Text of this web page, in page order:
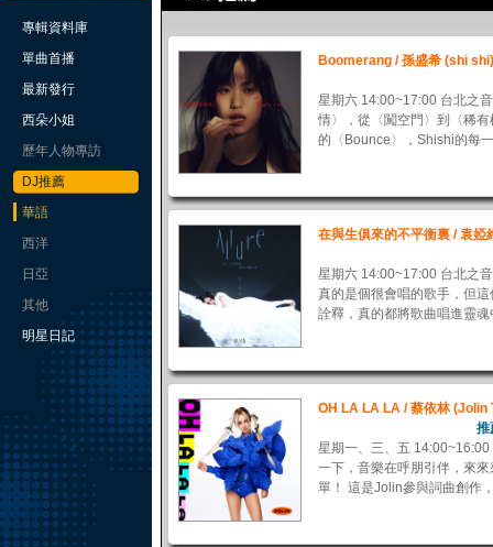
專輯資料庫
單曲首播
最新發行
西朵小姐
歷年人物專訪
DJ推薦
華語
西洋
日亞
其他
明星日記
Boomerang / 孫盛希 (shi shi)
星期六 14:00~17:00 台北之
情〉，從〈闖空門〉到〈稀
的〈Bounce〉，Shishi的每
在與生俱來的不平衡裏 / 袁婭
星期六 14:00~17:00 台北之
真的是個很會唱的歌手，但
詮釋，真的都將歌曲唱進靈
OH LA LA LA / 蔡依林 (Jolin
推
星期一、三、五
一下，音樂在呼朋引伴，來
單！ 這是Jolin參與詞曲創作